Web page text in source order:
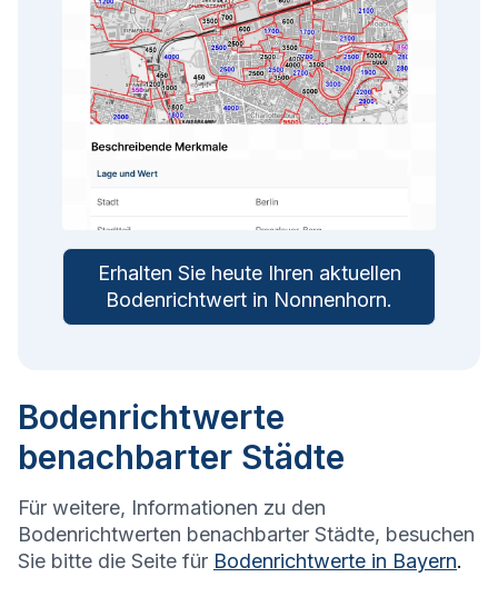
Erhalten Sie heute Ihren aktuellen
Bodenrichtwert in Nonnenhorn.
Bodenrichtwerte
benachbarter Städte
Für weitere, Informationen zu den
Bodenrichtwerten benachbarter Städte, besuchen
Sie bitte die Seite für Bodenrichtwerte in Bayern.